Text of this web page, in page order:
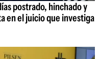
postrado, hinchado y
en el juicio que investiga